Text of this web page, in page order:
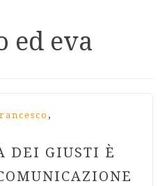
ed eva
,
DEI GIUSTI È